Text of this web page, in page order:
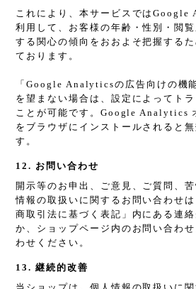
これにより、本サービスでは
利用して、お客様の年齢・性別・閲
する関心の傾向をおおよそ把握する
ております。
「Google Analyticsの広告向けの機
を望まない場合は、設定によってト
ことが可能です。Google Analytics
をブラウザにインストールされると
す。
12. お問い合わせ
開示等のお申出、ご意見、ご質問、
情報の取扱いに関するお問い合わせ
商取引法に基づく表記」内にある連
か、ショップページ内のお問い合わ
わせください。
13. 継続的改善